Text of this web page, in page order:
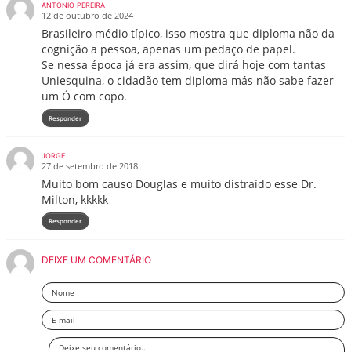
ANTONIO PEREIRA
12 de outubro de 2024
Brasileiro médio típico, isso mostra que diploma não da
cognição a pessoa, apenas um pedaço de papel.
Se nessa época já era assim, que dirá hoje com tantas
Uniesquina, o cidadão tem diploma más não sabe fazer
um Ó com copo.
Responder
JORGE
27 de setembro de 2018
Muito bom causo Douglas e muito distraído esse Dr.
Milton, kkkkk
Responder
DEIXE UM COMENTÁRIO
Nome
Email
Deixe